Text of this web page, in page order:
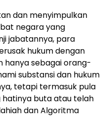
dan menyimpulkan
negara yang
jabatannya, para
hukum dengan
hanya sebagai orang-
substansi dan hukum
tetapi termasuk pula
hatinya buta atau telah
dan Algoritma